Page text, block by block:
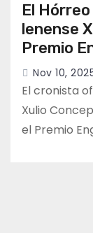
El
lenense
Premio
Nov 10,
El cronista
Xulio
el Premio